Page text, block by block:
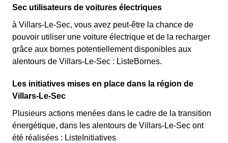
Sec utilisateurs de voitures électriques
à Villars-Le-Sec, vous avez peut-être la chance de
pouvoir utiliser une voiture électrique et de la recharger
grâce aux bornes potentiellement disponibles aux
alentours de Villars-Le-Sec : ListeBornes.
Les initiatives mises en place dans la région de
Villars-Le-Sec
Plusieurs actions menées dans le cadre de la transition
énergétique, dans les alentours de Villars-Le-Sec ont
été réalisées : ListeInitiatives